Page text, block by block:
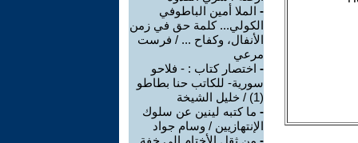
- الملا أمين الباطوفي
الكولي... كلمة حق في زمن
الأنفال، وكفاح ... / فرست
مرعي
- اختصار كتاب : - فلاحو
سورية- للكاتب حنا بطاطو
(1) / خليل الشيخة
- ما كتبه لينين عن سلوك
الإنتهازيين / وسام جواد
- من ثقل الأختام إلى خفة